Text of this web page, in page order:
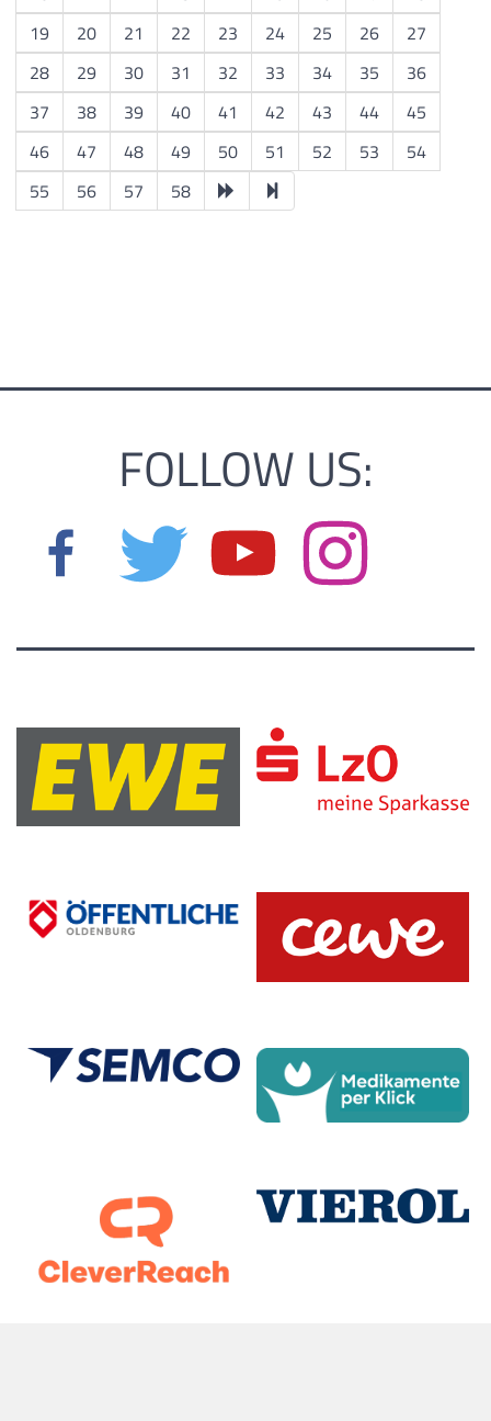
19
20 21 22 23 24 25 26
27
28
29 30 31 32 33 34 35
36
37
38 39 40 41 42 43 44
45
46
47 48 49 50 51 52 53
54
55
56 57 58
FOLLOW US: